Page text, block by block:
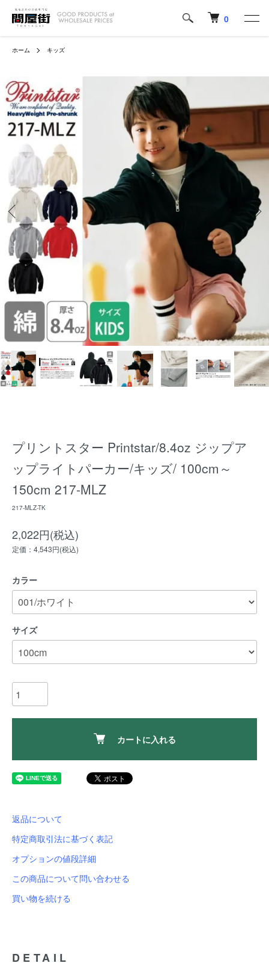
0
ホーム キッズ
プリントスター Printstar/8.4oz ジップア
ップライトパーカー/キッズ/ 100cm～
150cm 217-MLZ
217-MLZ-TK
2,022円(税込)
定価：4,543円(税込)
カラー
サイズ
カートに入れる
返品について
特定商取引法に基づく表記
オプションの値段詳細
この商品について問い合わせる
買い物を続ける
DETAIL